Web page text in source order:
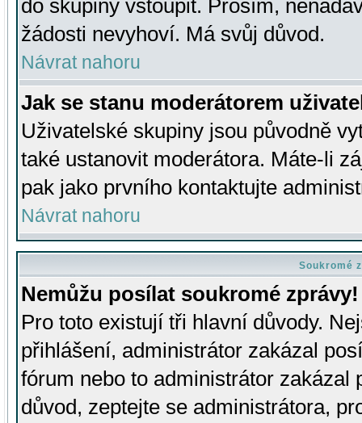
do skupiny vstoupit. Prosím,
žádosti nevyhoví. Má svůj důvod.
Návrat nahoru
Jak se stanu moderátorem
Uživatelské skupiny jsou původně
také ustanovit moderátora. Máte-li
pak jako prvního kontaktujte
Návrat nahoru
Soukromé
Nemůžu posílat soukromé zprávy!
Pro toto existují tři hlavní důvody.
přihlášení, administrátor zakázal
fórum nebo to administrátor zakázal
důvod, zeptejte se administrátora,